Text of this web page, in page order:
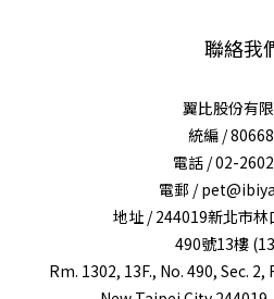
聯絡我
翼比股份有
統編 /
電話 / 02-
電郵 /
地址 / 244019新北市林
490號13樓
Rm. 1302, 13F., No. 490, Sec.